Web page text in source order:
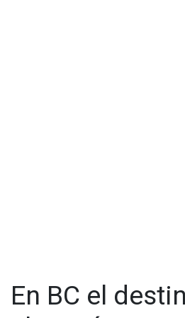
En BC el